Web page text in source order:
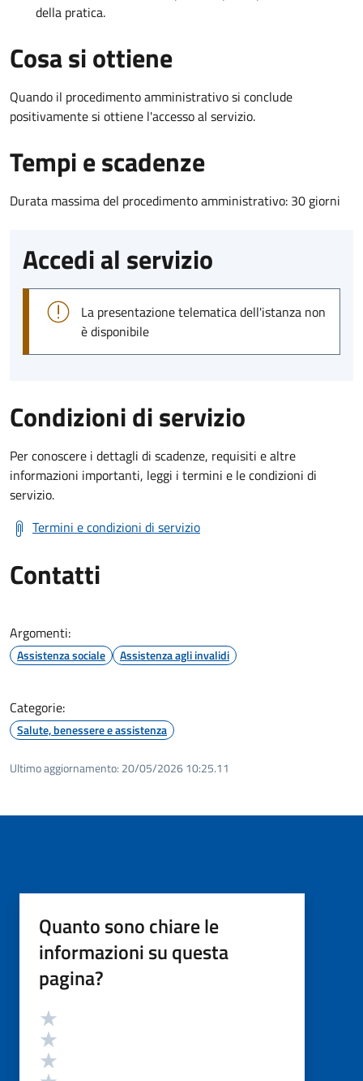
della pratica.
Cosa si ottiene
Quando il procedimento amministrativo si conclude
positivamente si ottiene l'accesso al servizio.
Tempi e scadenze
Durata massima del procedimento amministrativo: 30 giorni
Accedi al servizio
La presentazione telematica dell'istanza non
è disponibile
Condizioni di servizio
Per conoscere i dettagli di scadenze, requisiti e altre
informazioni importanti, leggi i termini e le condizioni di
servizio.
Termini e condizioni di servizio
Contatti
Argomenti:
Assistenza sociale Assistenza agli invalidi
Categorie:
Salute, benessere e assistenza
Ultimo aggiornamento: 20/05/2026 10:25.11
Quanto sono chiare le
informazioni su questa
pagina?
Valutazione